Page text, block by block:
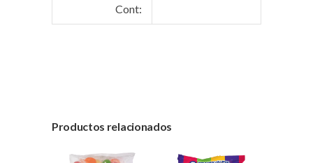
Cont:
Productos relacionados